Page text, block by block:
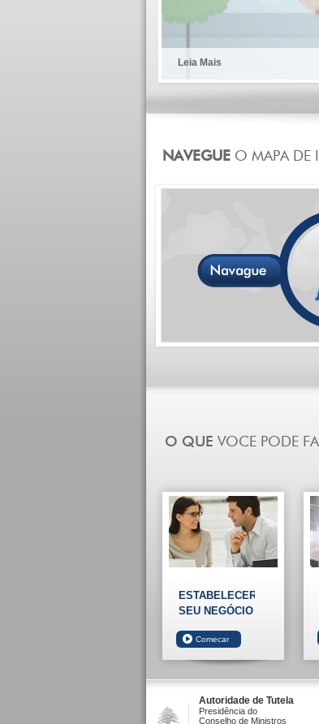
Leia Mais
Leia Mais
ESTABELECER
SEU NEGÓCIO
Autoridade de Tutela
Presidência do
Conselho de Ministros